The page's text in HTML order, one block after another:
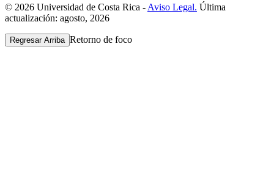
© 2026 Universidad de Costa Rica - Aviso Legal. Última
actualización: agosto, 2026
Regresar Arriba Retorno de foco